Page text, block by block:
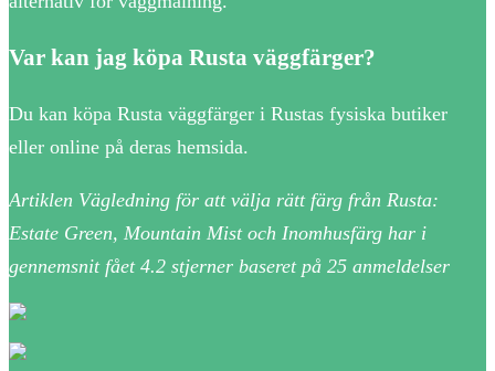
Var kan jag köpa Rusta väggfärger?
Du kan köpa Rusta väggfärger i Rustas fysiska butiker
eller online på deras hemsida.
Artiklen Vägledning för att välja rätt färg från Rusta:
Estate Green, Mountain Mist och Inomhusfärg har i
gennemsnit fået 4.2 stjerner baseret på 25 anmeldelser